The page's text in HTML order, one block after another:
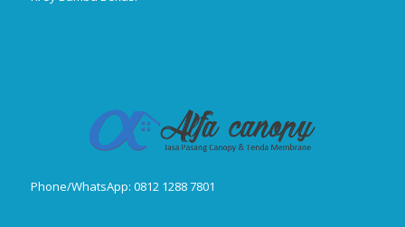
Phone/WhatsApp: 0812 1288 7801